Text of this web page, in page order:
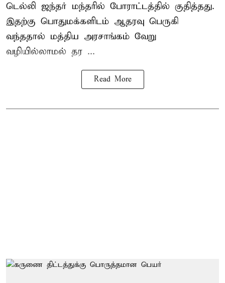
டெல்லி ஜந்தர் மந்தரில் போராட்டத்தில் குதித்தது.
இதற்கு பொதுமக்களிடம் ஆதரவு பெருகி
வந்ததால் மத்திய அரசாங்கம் வேறு
வழியில்லாமல் தர ...
Read More